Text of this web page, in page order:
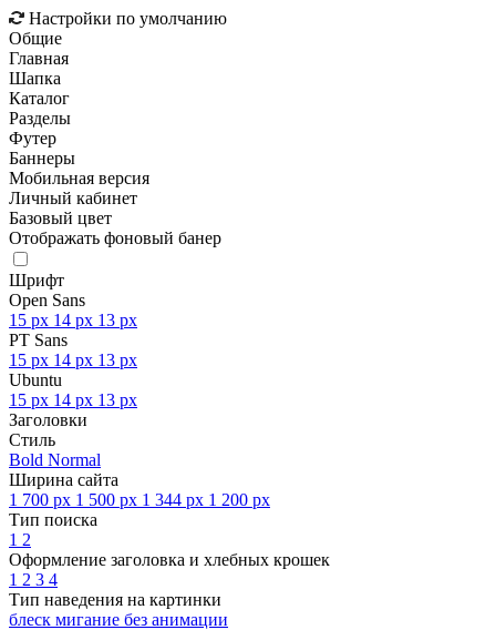
Настройки по умолчанию
Общие
Главная
Шапка
Каталог
Разделы
Футер
Баннеры
Мобильная версия
Личный кабинет
Базовый цвет
Отображать фоновый банер
Шрифт
Open Sans
15 px 14 px 13 px
PT Sans
15 px 14 px 13 px
Ubuntu
15 px 14 px 13 px
Заголовки
Стиль
Bold Normal
Ширина сайта
1 700 px 1 500 px 1 344 px 1 200 px
Тип поиска
1 2
Оформление заголовка и хлебных крошек
1 2 3 4
Тип наведения на картинки
блеск мигание без анимации